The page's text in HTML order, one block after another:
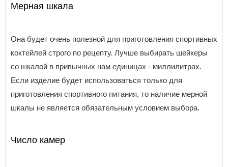
Мерная шкала
Она будет очень полезной для приготовления спортивных
коктейлей строго по рецепту. Лучше выбирать шейкеры
со шкалой в привычных нам единицах - миллилитрах.
Если изделие будет использоваться только для
приготовления спортивного питания, то наличие мерной
шкалы не является обязательным условием выбора.
Число камер